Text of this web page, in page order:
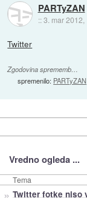
PARTyZAN
::3. mar 2012,
Twitter
Zgodovina sprememb…
spremenilo: PARTyZAN
Vredno ogleda ...
Tema
» Twitter fotke niso